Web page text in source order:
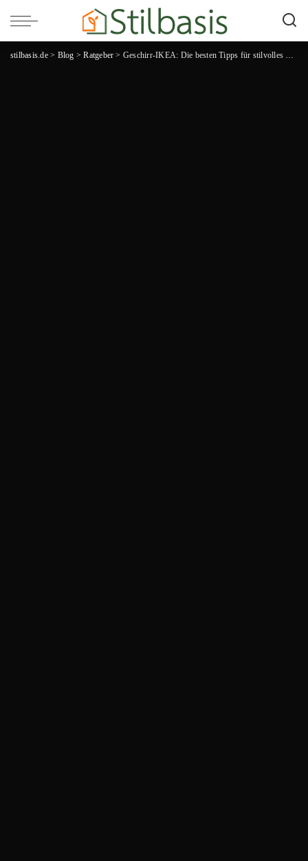
stilbasis.de> Blog >Ratgeber > Geschirr-IKEA: Die besten Tipps für stilvolles Tafeln und haushaltsfreundliche Preise